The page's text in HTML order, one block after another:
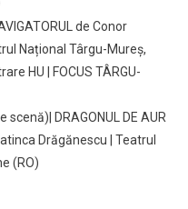
de Conor
Național Târgu-Mureș,
HU | FOCUS TÂRGU-
DRAGONUL DE AUR
Drăgănescu | Teatrul
(RO)